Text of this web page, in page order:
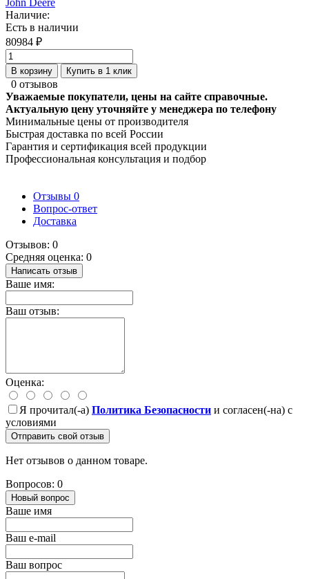
Наличие:
Есть в наличии
80984 ₽
В корзину Купить в 1 клик
0 отзывов
Уважаемые покупатели, цены на сайте справочные.
Актуальную цену уточняйте у менеджера по телефону
Минимальные цены от производителя
Быстрая доставка по всей России
Гарантия и сертификация всей продукции
Профессиональная консультация и подбор
Отзывы 0
Вопрос-ответ
Доставка
Отзывов: 0
Средняя оценка: 0
Написать отзыв
Ваше имя:
Ваш отзыв:
Оценка:
Я прочитал(-а) Политика Безопасности и согласен(-на) с
условиями
Отправить свой отзыв
Нет отзывов о данном товаре.
Вопросов: 0
Новый вопрос
Ваше имя
Ваш e-mail
Ваш вопрос